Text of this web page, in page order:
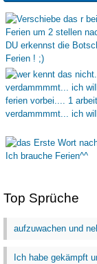
Top Sprüche
aufzuwachen und
Ich habe gekämpft